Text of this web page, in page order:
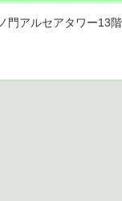
アルセアタワー13